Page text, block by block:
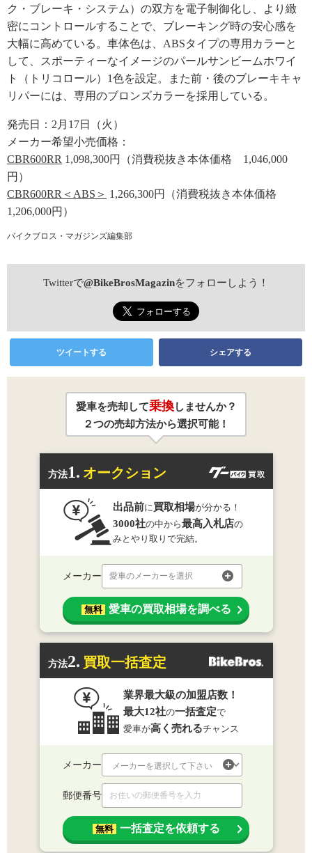
ク・ブレーキ・システム）の双方を電子制御化し、より緻
密にコントロールすることで、ブレーキング時の安心感を
大幅に高めている。車体色は、ABSタイプの専用カラーと
して、スポーティーなイメージのパールサンビームホワイ
ト（トリコロール）1色を設定。また前・後のブレーキキャ
リパーには、専用のブロンズカラーを採用している。
発売日：2月17日（火）
メーカー希望小売価格：
CBR600RR 1,098,300円（消費税抜き本体価格 1,046,000
円）
CBR600RR＜ABS＞ 1,266,300円（消費税抜き本体価格
1,206,000円）
バイクブロス・マガジンズ編集部
Twitterで@BikeBrosMagazinをフォローしよう！
ツイートする シェアする
愛車を売却して乗換しませんか？
２つの売却方法から選択可能！
方法1. オークション
出品前に買取相場が分かる！
3000社の中から最高入札店の
みとやり取りで完結。
メーカー 愛車のメーカーを選択
無料 愛車の買取相場を調べる
方法2. 買取一括査定
業界最大級の加盟店数！
最大12社の一括査定で
愛車が高く売れるチャンス
メーカー
郵便番号
無料 一括査定を依頼する